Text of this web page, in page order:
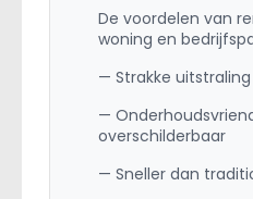
De voordelen van
woning en
— Strakke
—
overschilderbaar
— Sneller dan